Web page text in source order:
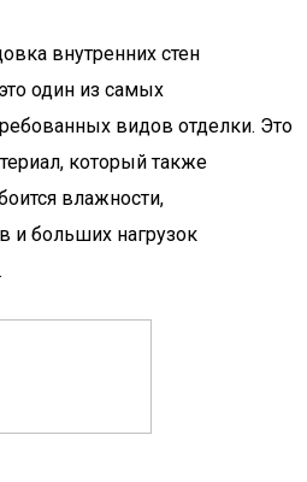
внутренних стен
один из самых
видов отделки. Это
который также
влажности,
и больших нагрузок